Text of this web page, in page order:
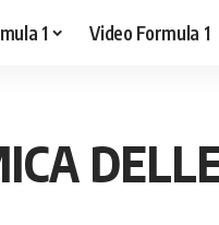
1 Video Formula 1